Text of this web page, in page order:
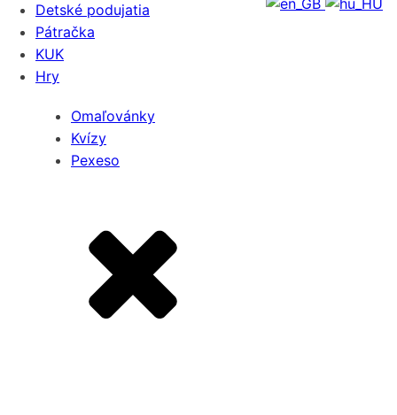
Detské podujatia
Pátračka
KUK
Hry
Omaľovánky
Kvízy
Pexeso